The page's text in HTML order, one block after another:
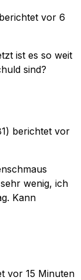
vor 6
ist es so weit
sind?
berichtet vor
wenig, ich
Kann
vor 15 Minuten